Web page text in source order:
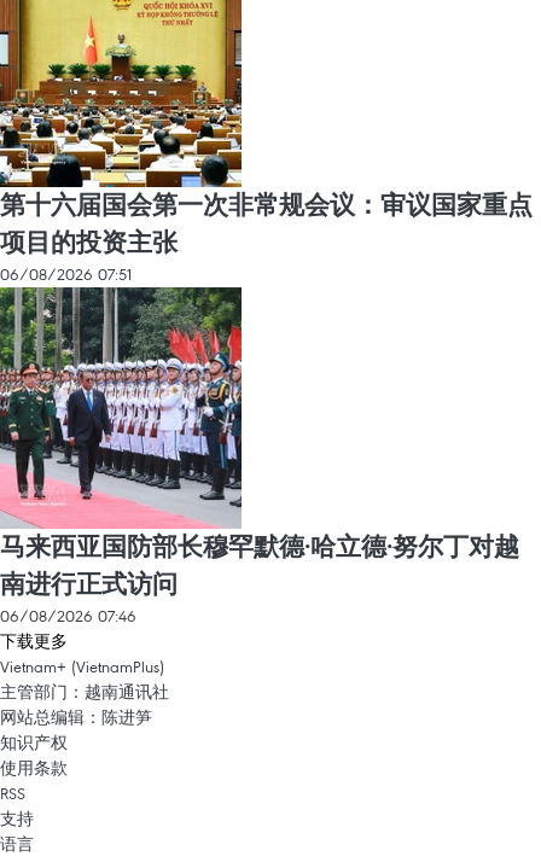
第十六届国会第一次非常规会议：审议国家重点
项目的投资主张
06/08/2026 07:51
马来西亚国防部长穆罕默德·哈立德·努尔丁对越
南进行正式访问
06/08/2026 07:46
下载更多
Vietnam+ (VietnamPlus)
主管部门：越南通讯社
网站总编辑：陈进笋
知识产权
使用条款
RSS
支持
语言